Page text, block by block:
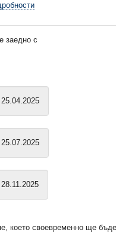
Макрокомикс, 6/25
заедно с
което своевременно ще